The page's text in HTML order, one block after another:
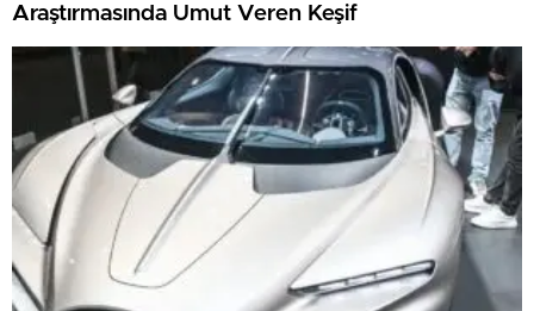
Araştırmasında Umut Veren Keşif